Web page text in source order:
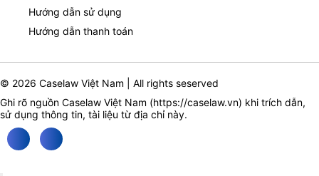
Hướng dẫn sử dụng
Hướng dẫn thanh toán
© 2026 Caselaw Việt Nam | All rights seserved
Ghi rõ nguồn Caselaw Việt Nam (https://caselaw.vn) khi trích dẫn,
sử dụng thông tin, tài liệu từ địa chỉ này.